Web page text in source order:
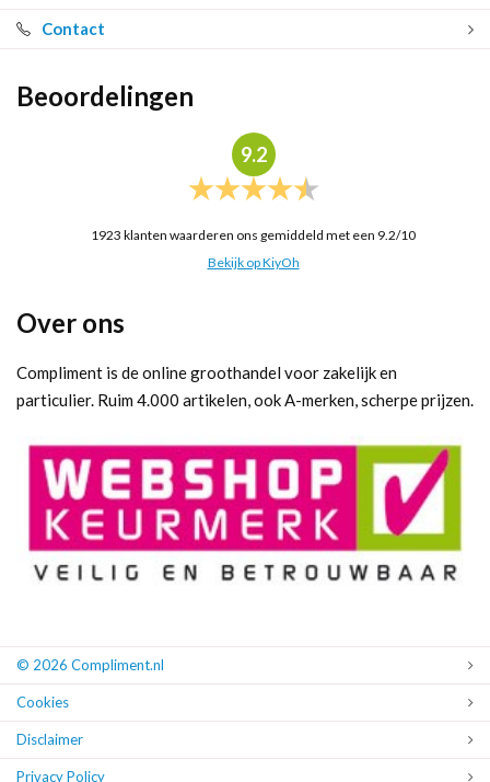
Contact
Beoordelingen
9.2
1923 klanten waarderen ons gemiddeld met een 9.2/10
Bekijk op KiyOh
Over ons
Compliment is de online groothandel voor zakelijk en
particulier. Ruim 4.000 artikelen, ook A-merken, scherpe prijzen.
© 2026 Compliment.nl
Cookies
Disclaimer
Privacy Policy